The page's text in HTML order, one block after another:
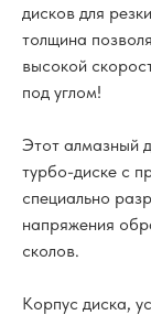
дисков для
толщина
высокой
под углом!
Этот алмазный
турбо-диске с
специально
напряжения
сколов.
Корпус диска,